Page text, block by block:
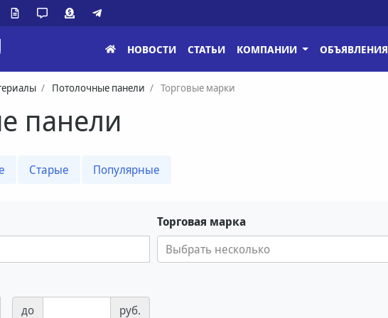
НОВОСТИ СТАТЬИ КОМПАНИИ ОБЪЯВЛЕНИЯ
Потолочные панели Торговые марки
панели
Старые Популярные
Торговая марка
до руб.